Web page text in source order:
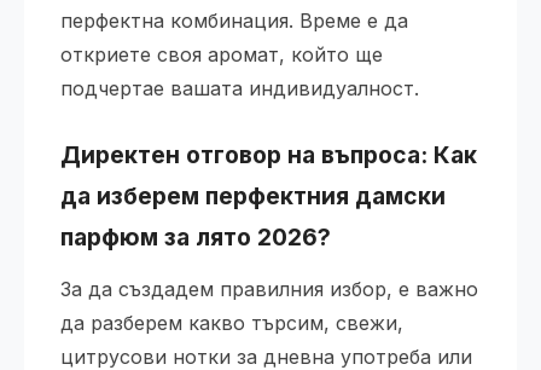
перфектна комбинация. Време е да
откриете своя аромат, който ще
подчертае вашата индивидуалност.
Директен отговор на въпроса: Как
да изберем перфектния дамски
парфюм за лято 2026?
За да създадем правилния избор, е важно
да разберем какво търсим, свежи,
цитрусови нотки за дневна употреба или